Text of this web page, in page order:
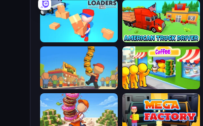
American Truck Driver
Loaders Inc
Coffee Idle
Burger Life